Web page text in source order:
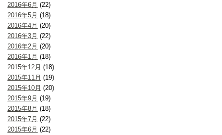
2016年6月 (22)
2016年5月 (18)
2016年4月 (20)
2016年3月 (22)
2016年2月 (20)
2016年1月 (18)
2015年12月 (18)
2015年11月 (19)
2015年10月 (20)
2015年9月 (19)
2015年8月 (18)
2015年7月 (22)
2015年6月 (22)